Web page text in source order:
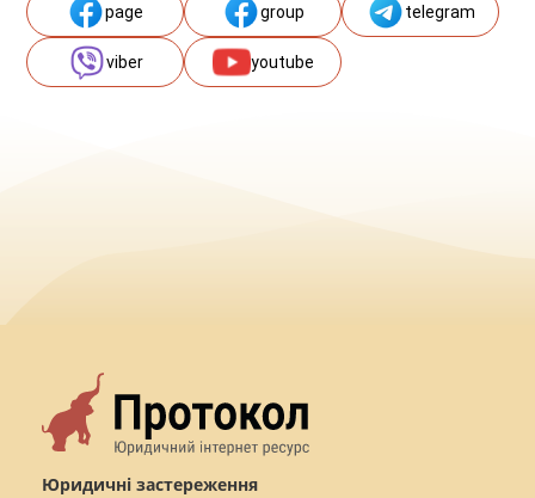
page group telegram
viber youtube
Юридичні застереження